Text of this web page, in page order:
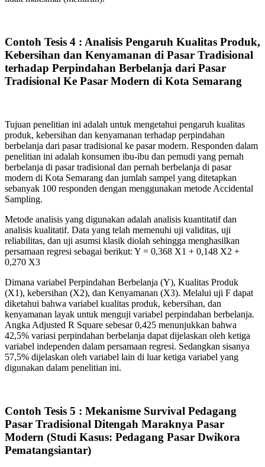
Contoh Tesis 4 : Analisis Pengaruh Kualitas Produk,
Kebersihan dan Kenyamanan di Pasar Tradisional
terhadap Perpindahan Berbelanja dari Pasar
Tradisional Ke Pasar Modern di Kota Semarang
Tujuan penelitian ini adalah untuk mengetahui pengaruh kualitas
produk, kebersihan dan kenyamanan terhadap perpindahan
berbelanja dari pasar tradisional ke pasar modern. Responden dalam
penelitian ini adalah konsumen ibu-ibu dan pemudi yang pernah
berbelanja di pasar tradisional dan pernah berbelanja di pasar
modern di Kota Semarang dan jumlah sampel yang ditetapkan
sebanyak 100 responden dengan menggunakan metode Accidental
Sampling.
Metode analisis yang digunakan adalah analisis kuantitatif dan
analisis kualitatif. Data yang telah memenuhi uji validitas, uji
reliabilitas, dan uji asumsi klasik diolah sehingga menghasilkan
persamaan regresi sebagai berikut: Y = 0,368 X1 + 0,148 X2 +
0,270 X3
Dimana variabel Perpindahan Berbelanja (Y), Kualitas Produk
(X1), kebersihan (X2), dan Kenyamanan (X3). Melalui uji F dapat
diketahui bahwa variabel kualitas produk, kebersihan, dan
kenyamanan layak untuk menguji variabel perpindahan berbelanja.
Angka Adjusted R Square sebesar 0,425 menunjukkan bahwa
42,5% variasi perpindahan berbelanja dapat dijelaskan oleh ketiga
variabel independen dalam persamaan regresi. Sedangkan sisanya
57,5% dijelaskan oleh variabel lain di luar ketiga variabel yang
digunakan dalam penelitian ini.
Contoh Tesis 5 : Mekanisme Survival Pedagang
Pasar Tradisional Ditengah Maraknya Pasar
Modern (Studi Kasus: Pedagang Pasar Dwikora
Pematangsiantar)